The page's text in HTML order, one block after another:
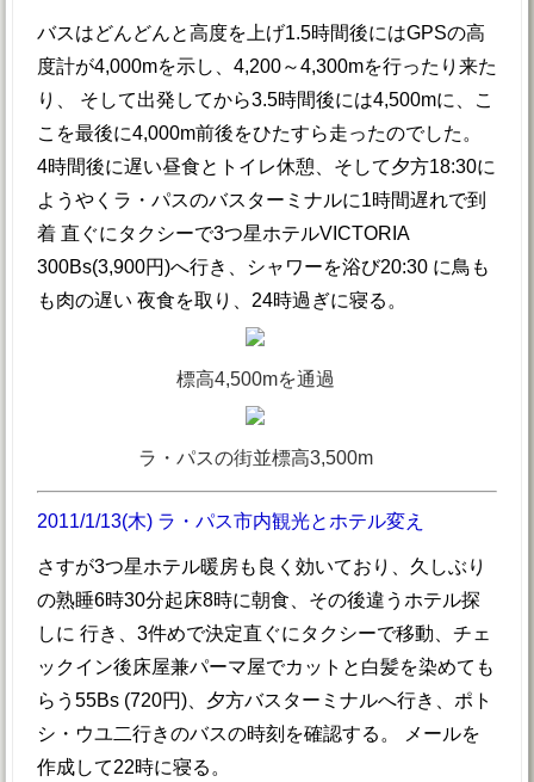
バスはどんどんと高度を上げ1.5時間後にはGPSの高
度計が4,000mを示し、4,200～4,300mを行ったり来た
り、 そして出発してから3.5時間後には4,500mに、こ
こを最後に4,000m前後をひたすら走ったのでした。
4時間後に遅い昼食とトイレ休憩、そして夕方18:30に
ようやくラ・パスのバスターミナルに1時間遅れで到
着 直ぐにタクシーで3つ星ホテルVICTORIA
300Bs(3,900円)へ行き、シャワーを浴び20:30 に鳥も
も肉の遅い 夜食を取り、24時過ぎに寝る。
標高4,500mを通過
ラ・パスの街並標高3,500m
2011/1/13(木) ラ・パス市内観光とホテル変え
さすが3つ星ホテル暖房も良く効いており、久しぶり
の熟睡6時30分起床8時に朝食、その後違うホテル探
しに 行き、3件めで決定直ぐにタクシーで移動、チェ
ックイン後床屋兼パーマ屋でカットと白髪を染めても
らう55Bs (720円)、夕方バスターミナルへ行き、ポト
シ・ウユ二行きのバスの時刻を確認する。 メールを
作成して22時に寝る。